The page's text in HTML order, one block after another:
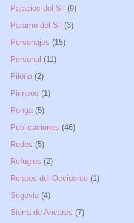
Palacios del Sil (9)
Páramo del Sil (3)
Personajes (15)
Personal (11)
Piloña (2)
Pirineos (1)
Ponga (5)
Publicaciones (46)
Redes (5)
Refugios (2)
Relatos del Occidente (1)
Segovia (4)
Sierra de Ancares (7)